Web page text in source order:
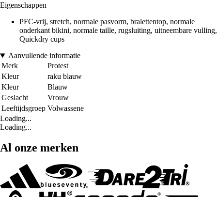
Eigenschappen
PFC-vrij, stretch, normale pasvorm, bralettentop, normale
onderkant bikini, normale taille, rugsluiting, uitneembare vulling,
Quickdry cups
Aanvullende informatie
Merk
Protest
Kleur
raku blauw
Kleur
Blauw
Geslacht
Vrouw
Leeftijdsgroep Volwassene
Loading...
Loading...
Al onze merken